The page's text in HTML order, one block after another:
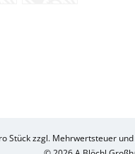
Stück zzgl. Mehrwertsteuer und